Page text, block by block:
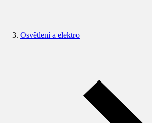
Osvětlení a elektro